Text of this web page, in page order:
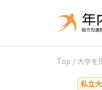
Top / 大学を
私立